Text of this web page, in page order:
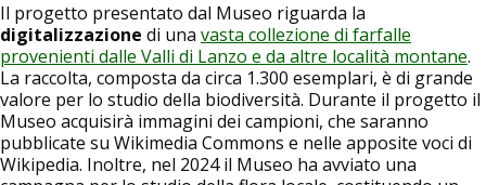
Il progetto presentato dal Museo riguarda la
digitalizzazione di una vasta collezione di farfalle
provenienti dalle Valli di Lanzo e da altre località montane.
La raccolta, composta da circa 1.300 esemplari, è di grande
valore per lo studio della biodiversità. Durante il progetto il
Museo acquisirà immagini dei campioni, che saranno
pubblicate su Wikimedia Commons e nelle apposite voci di
Wikipedia. Inoltre, nel 2024 il Museo ha avviato una